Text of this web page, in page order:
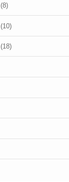
(8)
(10)
(18)